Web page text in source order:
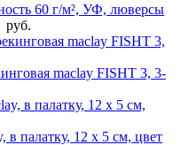
60 г/м², УФ, люверсы
руб.
maclay FISHT 3, 3-
палатку, 12 х 5 см, цвет